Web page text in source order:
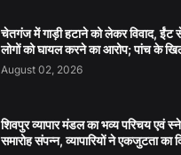
चेतगंज में गाड़ी हटाने को लेकर विवाद, ईंट
लोगों को घायल करने का आरोप; पांच के
August 02, 2026
शिवपुर व्यापार मंडल का भव्य परिचय एवं
समारोह संपन्न, व्यापारियों ने एकजुटता का